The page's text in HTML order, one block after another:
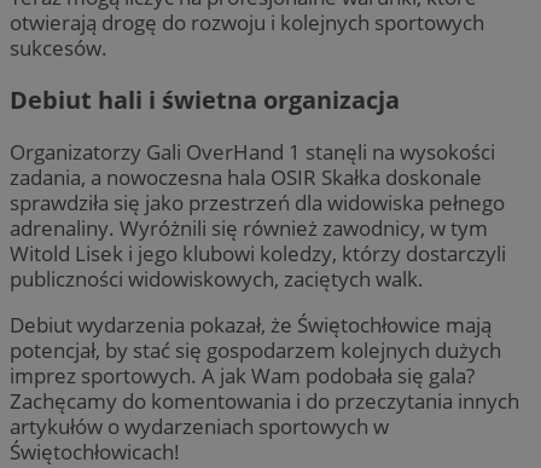
otwierają drogę do rozwoju i kolejnych sportowych
sukcesów.
Debiut hali i świetna organizacja
Organizatorzy Gali OverHand 1 stanęli na wysokości
zadania, a nowoczesna hala OSIR Skałka doskonale
sprawdziła się jako przestrzeń dla widowiska pełnego
adrenaliny. Wyróżnili się również zawodnicy, w tym
Witold Lisek i jego klubowi koledzy, którzy dostarczyli
publiczności widowiskowych, zaciętych walk.
Debiut wydarzenia pokazał, że Świętochłowice mają
potencjał, by stać się gospodarzem kolejnych dużych
imprez sportowych. A jak Wam podobała się gala?
Zachęcamy do komentowania i do przeczytania innych
artykułów o wydarzeniach sportowych w
Świętochłowicach!